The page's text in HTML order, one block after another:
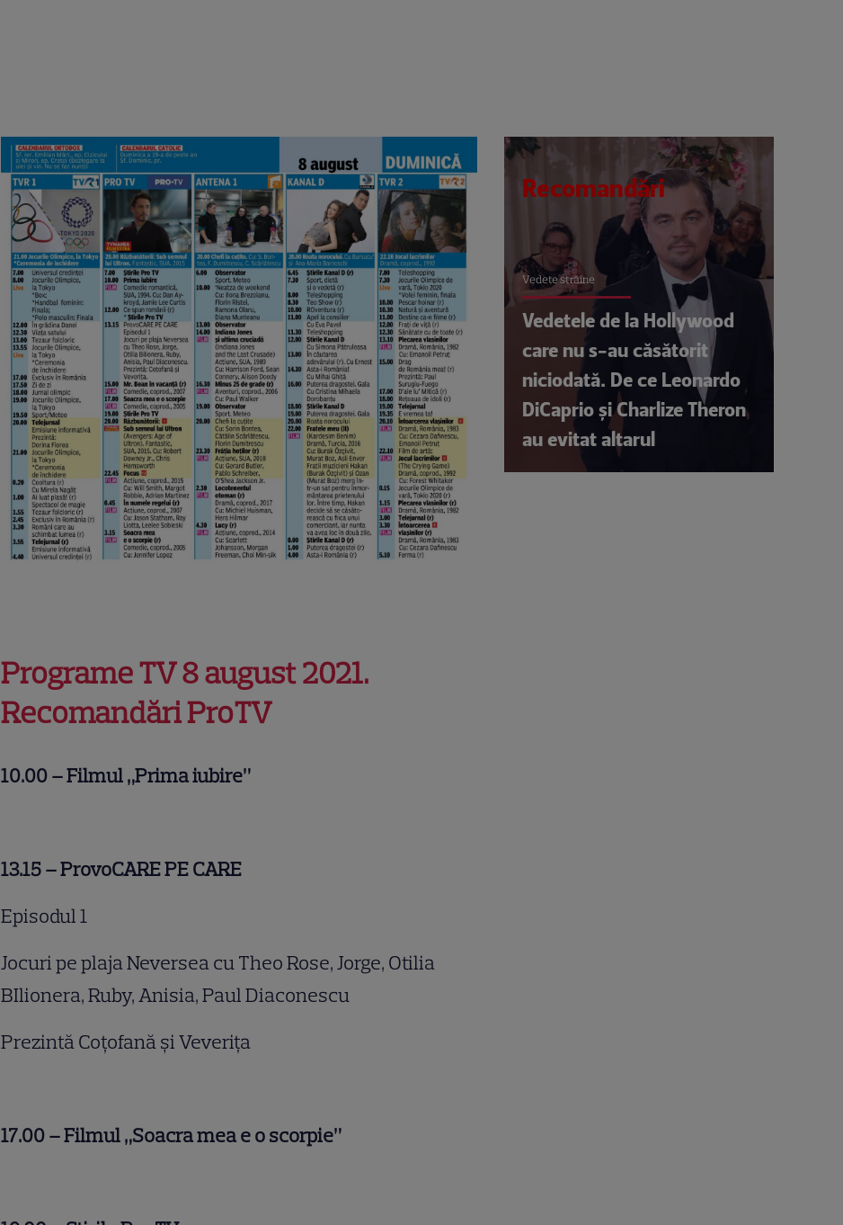
Programe TV 8 august 2021.
Recomandări ProTV
10.00 –Filmul „Prima iubire”
13.15 – ProvoCARE PE CARE
Episodul 1
Jocuri pe plaja Neversea cu Theo Rose, Jorge, Otilia
BIlionera, Ruby, Anisia, Paul Diaconescu
Prezintă Coțofană și Veverița
17.00 – Filmul „Soacra mea e o scorpie”
Recomandări
Vedete străine
Vedetele de la Hollywood
care nu s-au căsătorit
niciodată. De ce Leonardo
DiCaprio și Charlize Theron
au evitat altarul